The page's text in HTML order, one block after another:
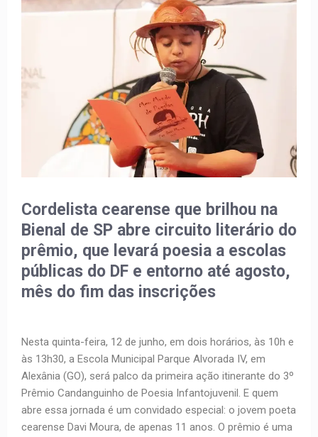
Cordelista cearense que brilhou na
Bienal de SP abre circuito literário do
prêmio, que levará poesia a escolas
públicas do DF e entorno até agosto,
mês do fim das inscrições
Nesta quinta-feira, 12 de junho, em dois horários, às 10h e
às 13h30, a Escola Municipal Parque Alvorada IV, em
Alexânia (GO), será palco da primeira ação itinerante do 3º
Prêmio Candanguinho de Poesia Infantojuvenil. E quem
abre essa jornada é um convidado especial: o jovem poeta
cearense Davi Moura, de apenas 11 anos. O prêmio é uma